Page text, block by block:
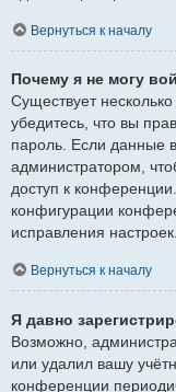
Вернуться к началу
Почему я не могу
Существует
убедитесь, что вы
пароль. Если данные
администратором,
доступ к
конфигурации
исправления настроек.
Вернуться к началу
Я давно
Возможно,
или удалил вашу
конференции